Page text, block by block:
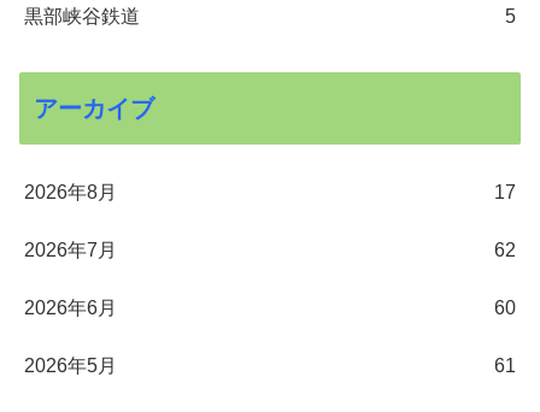
黒部峡谷鉄道 5
アーカイブ
2026年8月 17
2026年7月 62
2026年6月 60
2026年5月 61